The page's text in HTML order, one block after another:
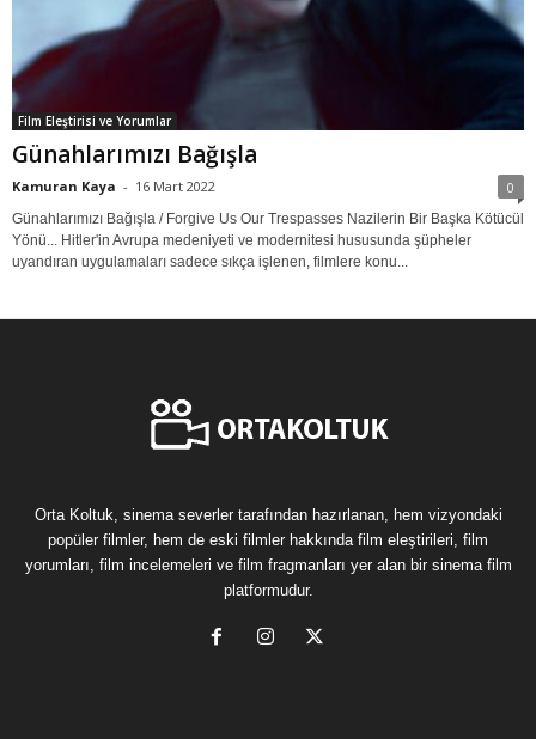
Film Eleştirisi ve Yorumlar
Günahlarımızı Bağışla
Kamuran Kaya - 16 Mart 2022 0
Günahlarımızı Bağışla / Forgive Us Our Trespasses Nazilerin Bir Başka Kötücül
Yönü... Hitler'in Avrupa medeniyeti ve modernitesi hususunda şüpheler
uyandıran uygulamaları sadece sıkça işlenen, filmlere konu...
Orta Koltuk, sinema severler tarafından hazırlanan, hem vizyondaki
popüler filmler, hem de eski filmler hakkında film eleştirileri, film
yorumları, film incelemeleri ve film fragmanları yer alan bir sinema film
platformudur.